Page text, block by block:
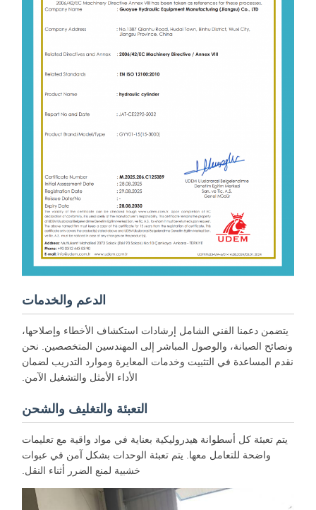
الدعم والخدمات
يتضمن دعمنا الفني الشامل إرشادات استكشاف الأخطاء وإصلاحها،
ونصائح الصيانة، والوصول المباشر إلى المهندسين المتخصصين. نحن
نقدم المساعدة في التثبيت وخدمات المعايرة وموارد التدريب لضمان
الأداء الأمثل والتشغيل الآمن.
التعبئة والتغليف والشحن
يتم تعبئة كل أسطوانة هيدروليكية بعناية في مواد واقية مع تعليمات
واضحة للتعامل معها. يتم تعبئة الوحدات بشكل آمن في عبوات
خشبية لمنع الضرر أثناء النقل.